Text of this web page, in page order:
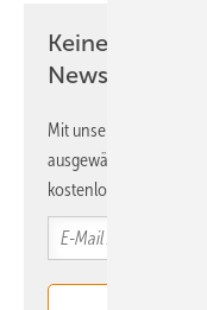
Keine Zeit?
Newsletter!
Mit unserem
ausgewählte
kostenlos direkt ins